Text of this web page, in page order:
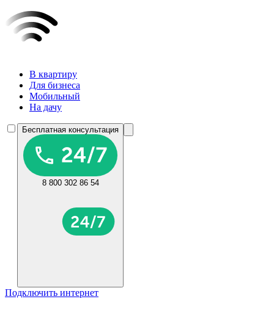
В квартиру
Для бизнеса
Мобильный
На дачу
Бесплатная консультация
8 800 302 86 54
Подключить интернет